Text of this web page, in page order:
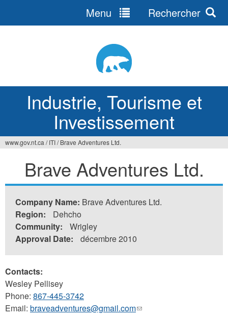
Industrie, Tourisme et
Investissement
Menu Rechercher
êtes
ici
www.gov.nt.ca / ITI/ Brave Adventures Ltd.
Brave Adventures Ltd.
Company Name: Brave Adventures Ltd.
Region:
Dehcho
Community:
Wrigley
Approval Date:
décembre 2010
Contacts:
Wesley Pellisey
Phone: 867-445-3742
Email: braveadventures@gmail.com(link